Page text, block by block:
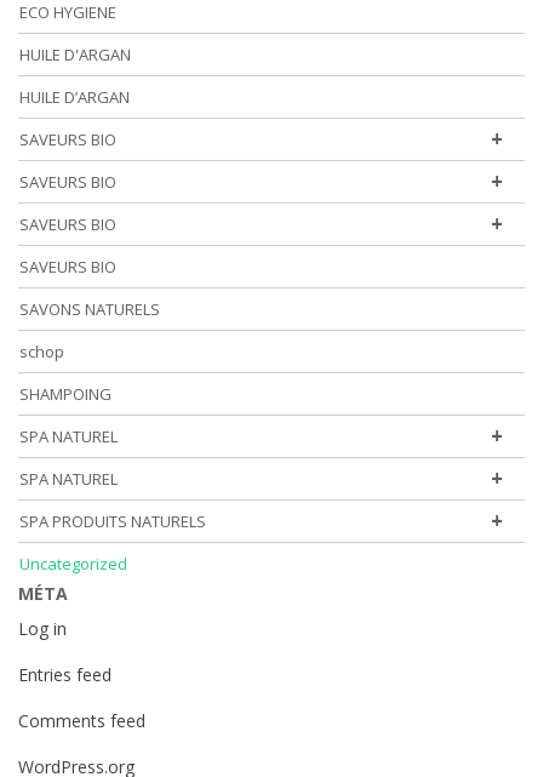
ECO HYGIENE
HUILE D'ARGAN
HUILE D’ARGAN
+
SAVEURS BIO
+
SAVEURS BIO
+
SAVEURS BIO
SAVEURS BIO
SAVONS NATURELS
schop
SHAMPOING
+
SPA NATUREL
+
SPA NATUREL
+
SPA PRODUITS NATURELS
Uncategorized
MÉTA
Log in
Entries feed
Comments feed
WordPress.org